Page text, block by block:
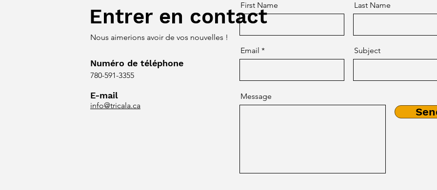
Entrer en contact
Nous aimerions avoir de vos nouvelles !
Numéro de téléphone
780-591-3355
E-mail
info@tricala.ca
First Name Last Name
Email Subject
Message